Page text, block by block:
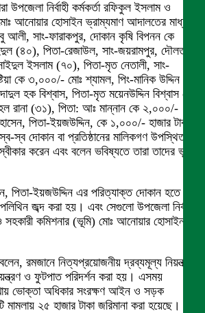
উপজেলা নির্বাহী কর্মকর্তা রফিকুল ইসলাম ও
আনোয়ার হোসাইন ভ্রাম্যমাণ আদালতের মাধ্যমে
আলী, সাং-ফারাকপুর, দোকান কৃষি বিপনন কে
(৪০), পিতা-রেজাউল, সাং-জয়রামপুর, দৌলতপুর
ইসলাম (৭০), পিতা-মৃত নেতালী, সাং-
কে ৩,০০০/- মোঃ শ্যামল, পিং-মানিক উদ্দিন কে
হক বিশ্বাস, পিতা-মৃত ময়েনউদ্দিন বিশ্বাস কে
রানা (৩১), পিতা: আঃ মান্নান কে ২,০০০/-
পিতা-ইয়জউদ্দিন, কে ১,০০০/- হাজার টাকা
স্ব দোকান বা প্রতিষ্ঠানের মালিকগণ উপস্থিত
করেন এবং বলেন ভবিষ্যতে তারা তাদের ভুল
পিতা-ইয়জউদ্দিন এর পরিত্যাক্ত দোকান হতে
জব্দ করা হয়। এবং সেগুলো উপজেলা নির্বাহী
কমিশনার (ভূমি) মোঃ আনোয়ার হোসাইন এর
রমজানে নিত্যপ্রয়োজনীয় দ্রব্যমূল্য নিয়ন্ত্রণে
ও ফুটপাত পরিদর্শন করা হয়। এসময়
ভোক্তা অধিকার সংরক্ষণ আইন ও সড়ক
২৫ হাজার টাকা জরিমানা করা হয়েছে।